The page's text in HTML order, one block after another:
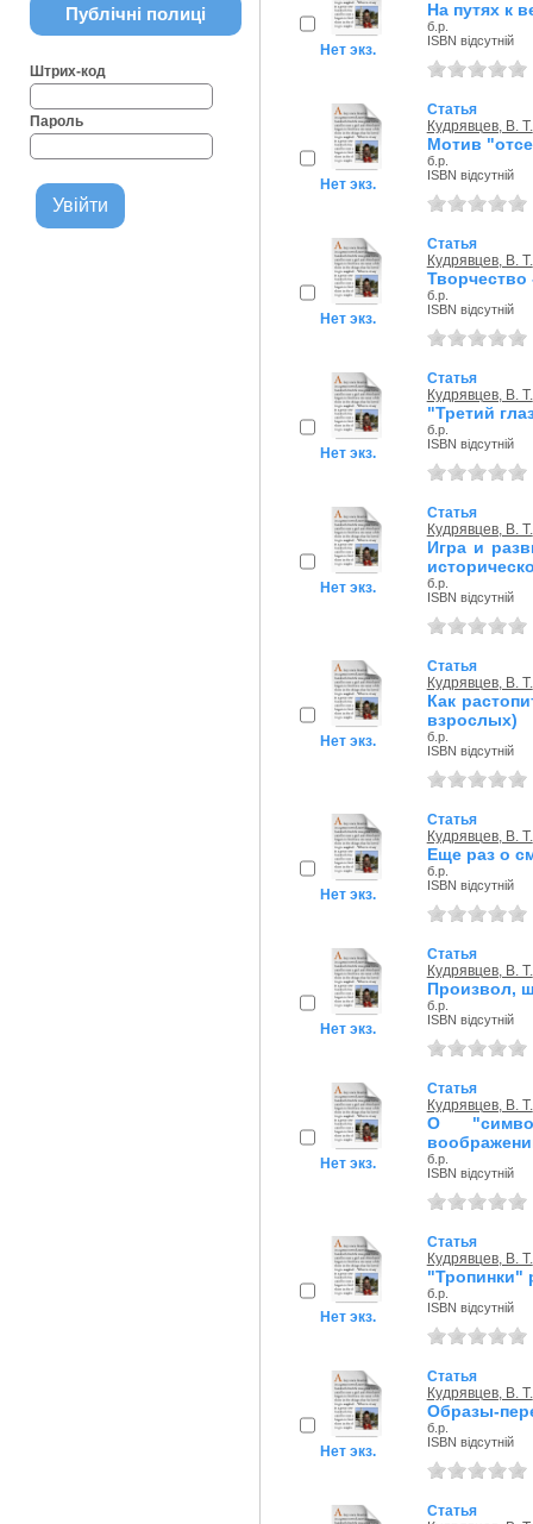
Публічні полиці
Штрих-код
Пароль
Нет экз.
На путях к
б.р.
ISBN відсутній
Нет экз.
Статья
Кудрявцев, В. Т.
Мотив
б.р.
ISBN відсутній
Нет экз.
Статья
Кудрявцев, В. Т.
Творчество
б.р.
ISBN відсутній
Нет экз.
Статья
Кудрявцев, В. Т.
"Третий
б.р.
ISBN відсутній
Нет экз.
Статья
Кудрявцев, В. Т.
Игра и
б.р.
ISBN відсутній
Нет экз.
Статья
Кудрявцев, В. Т.
Как
взрослых)
б.р.
ISBN відсутній
Нет экз.
Статья
Кудрявцев, В. Т.
Еще раз о
б.р.
ISBN відсутній
Нет экз.
Статья
Кудрявцев, В. Т.
Произвол,
б.р.
ISBN відсутній
Нет экз.
Статья
Кудрявцев, В. Т.
О
б.р.
ISBN відсутній
Нет экз.
Статья
Кудрявцев, В. Т.
"Тропинки"
б.р.
ISBN відсутній
Нет экз.
Статья
Кудрявцев, В. Т.
Образы-
б.р.
ISBN відсутній
Статья